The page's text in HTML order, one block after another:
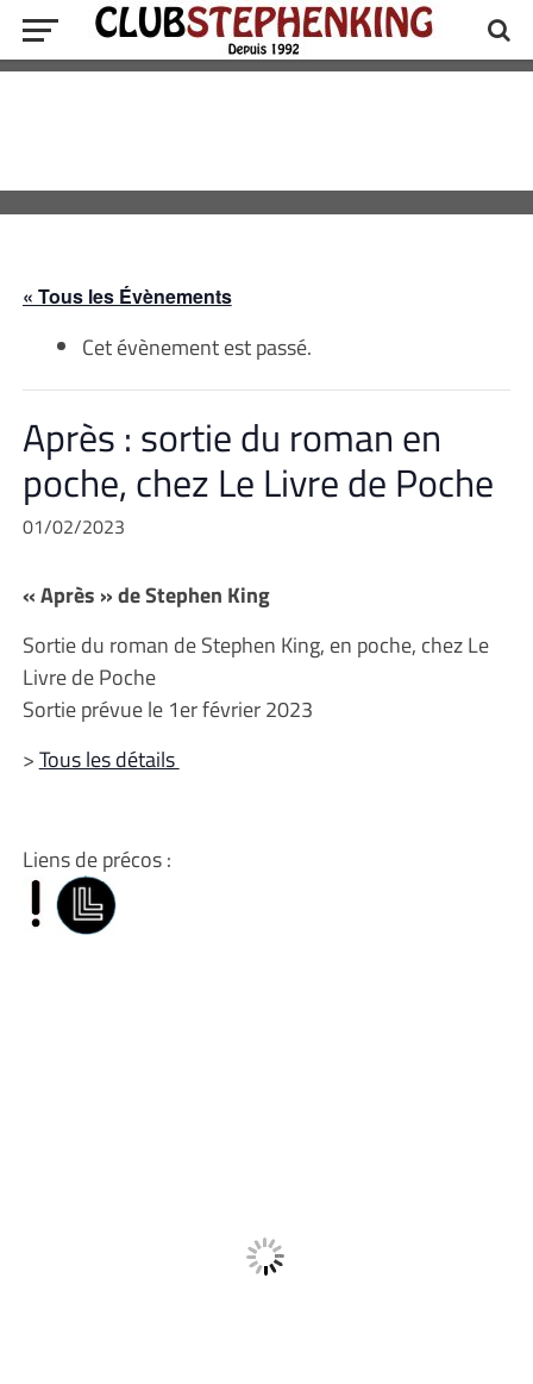
« Tous les Évènements
Cet évènement est passé.
Après : sortie du roman en
poche, chez Le Livre de Poche
01/02/2023
« Après » de Stephen King
Sortie du roman de Stephen King, en poche, chez Le
Livre de Poche
Sortie prévue le 1er février 2023
>Tous les détails
Liens de précos :